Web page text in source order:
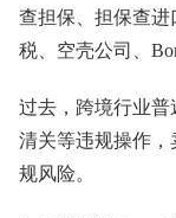
查担保、担保查进
税、空壳公司、
过去，跨境行业普
清关等违规操作
规风险。